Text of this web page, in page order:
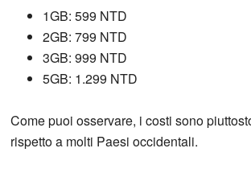
1GB: 599 NTD
2GB: 799 NTD
3GB: 999 NTD
5GB: 1.299 NTD
Come puoi osservare, i costi sono
rispetto a molti Paesi occidentali.